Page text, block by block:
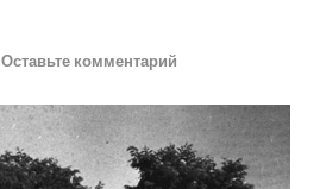
Оставьте комментарий